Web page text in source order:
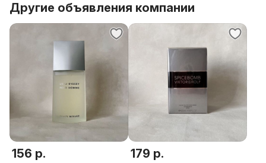
Другие объявления компании
156 р. 179 р.